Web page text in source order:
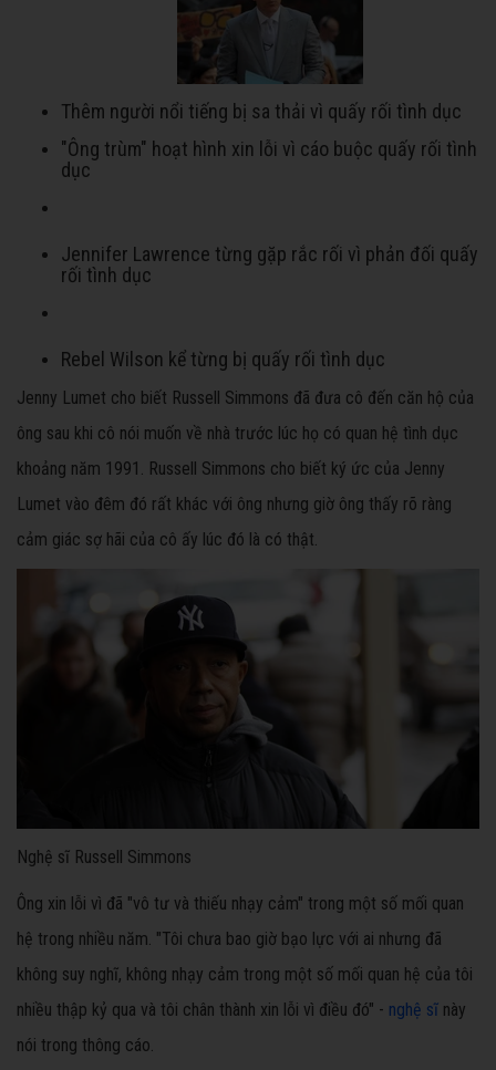
Thêm người nổi tiếng bị sa thải vì quấy rối tình dục
"Ông trùm" hoạt hình xin lỗi vì cáo buộc quấy rối tình
dục
Jennifer Lawrence từng gặp rắc rối vì phản đối quấy
rối tình dục
Rebel Wilson kể từng bị quấy rối tình dục
Jenny Lumet cho biết Russell Simmons đã đưa cô đến căn hộ của
ông sau khi cô nói muốn về nhà trước lúc họ có quan hệ tình dục
khoảng năm 1991. Russell Simmons cho biết ký ức của Jenny
Lumet vào đêm đó rất khác với ông nhưng giờ ông thấy rõ ràng
cảm giác sợ hãi của cô ấy lúc đó là có thật.
Nghệ sĩ Russell Simmons
Ông xin lỗi vì đã "vô tư và thiếu nhạy cảm" trong một số mối quan
hệ trong nhiều năm. "Tôi chưa bao giờ bạo lực với ai nhưng đã
không suy nghĩ, không nhạy cảm trong một số mối quan hệ của tôi
nhiều thập kỷ qua và tôi chân thành xin lỗi vì điều đó" - nghệ sĩ này
nói trong thông cáo.